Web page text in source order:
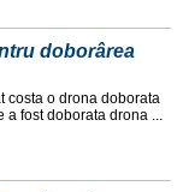
doborârea
costa o drona doborata
a fost doborata drona ...